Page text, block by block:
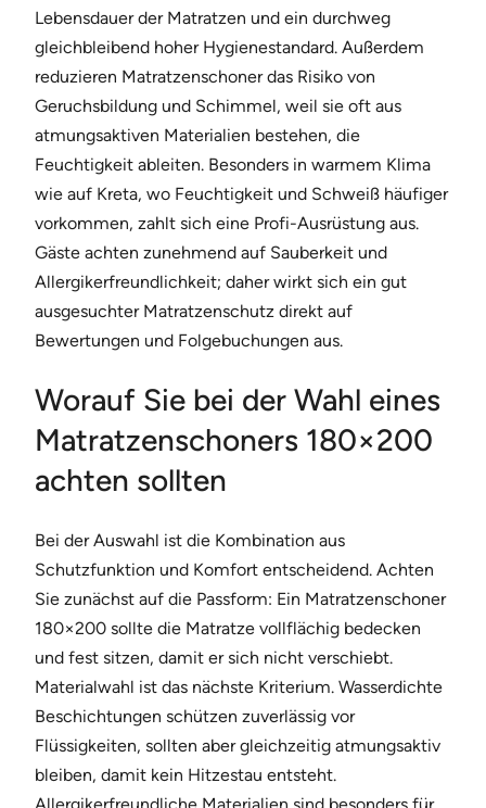
Lebensdauer der Matratzen und ein durchweg
gleichbleibend hoher Hygienestandard. Außerdem
reduzieren Matratzenschoner das Risiko von
Geruchsbildung und Schimmel, weil sie oft aus
atmungsaktiven Materialien bestehen, die
Feuchtigkeit ableiten. Besonders in warmem Klima
wie auf Kreta, wo Feuchtigkeit und Schweiß häufiger
vorkommen, zahlt sich eine Profi-Ausrüstung aus.
Gäste achten zunehmend auf Sauberkeit und
Allergikerfreundlichkeit; daher wirkt sich ein gut
ausgesuchter Matratzenschutz direkt auf
Bewertungen und Folgebuchungen aus.
Worauf Sie bei der Wahl eines
Matratzenschoners 180×200
achten sollten
Bei der Auswahl ist die Kombination aus
Schutzfunktion und Komfort entscheidend. Achten
Sie zunächst auf die Passform: Ein Matratzenschoner
180×200 sollte die Matratze vollflächig bedecken
und fest sitzen, damit er sich nicht verschiebt.
Materialwahl ist das nächste Kriterium. Wasserdichte
Beschichtungen schützen zuverlässig vor
Flüssigkeiten, sollten aber gleichzeitig atmungsaktiv
bleiben, damit kein Hitzestau entsteht.